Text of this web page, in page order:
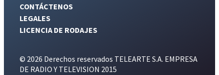
CONTÁCTENOS
LEGALES
LICENCIA DE RODAJES
© 2026 Derechos reservados TELEARTE S.A. EMPRESA
DE RADIO Y TELEVISION 2015